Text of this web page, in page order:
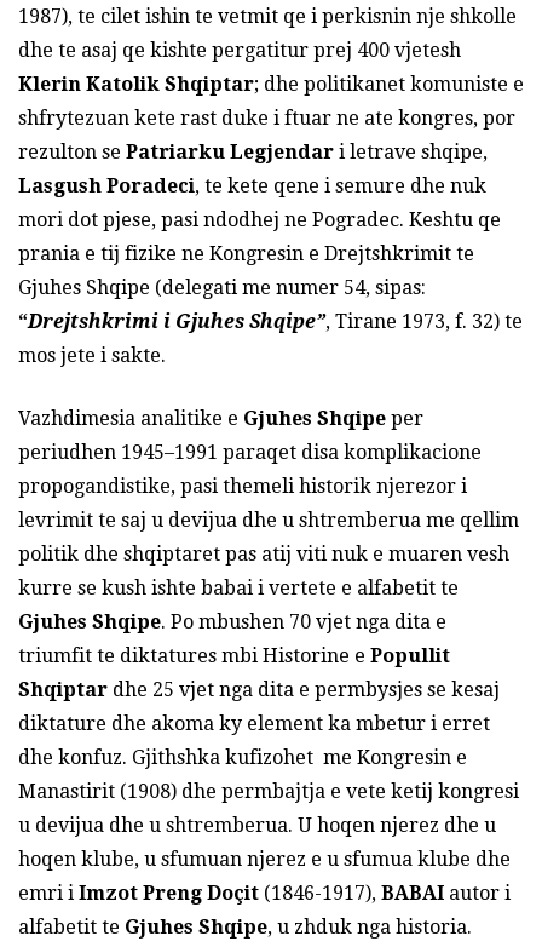
1987), te cilet ishin te vetmit qe i perkisnin nje shkolle
dhe te asaj qe kishte pergatitur prej 400 vjetesh
Klerin Katolik Shqiptar; dhe politikanet komuniste e
shfrytezuan kete rast duke i ftuar ne ate kongres, por
rezulton se Patriarku Legjendar i letrave shqipe,
Lasgush Poradeci, te kete qene i semure dhe nuk
mori dot pjese, pasi ndodhej ne Pogradec. Keshtu qe
prania e tij fizike ne Kongresin e Drejtshkrimit te
Gjuhes Shqipe (delegati me numer 54, sipas:
“Drejtshkrimi i Gjuhes Shqipe”, Tirane 1973, f. 32) te
mos jete i sakte.
Vazhdimesia analitike e Gjuhes Shqipe per
periudhen 1945–1991 paraqet disa komplikacione
propogandistike, pasi themeli historik njerezor i
levrimit te saj u devijua dhe u shtremberua me qellim
politik dhe shqiptaret pas atij viti nuk e muaren vesh
kurre se kush ishte babai i vertete e alfabetit te
Gjuhes Shqipe. Po mbushen 70 vjet nga dita e
triumfit te diktatures mbi Historine e Popullit
Shqiptar dhe 25 vjet nga dita e permbysjes se kesaj
diktature dhe akoma ky element ka mbetur i erret
dhe konfuz. Gjithshka kufizohet me Kongresin e
Manastirit (1908) dhe permbajtja e vete ketij kongresi
u devijua dhe u shtremberua. U hoqen njerez dhe u
hoqen klube, u sfumuan njerez e u sfumua klube dhe
emri i Imzot Preng Doçit (1846-1917), BABAI autor i
alfabetit te Gjuhes Shqipe, u zhduk nga historia.